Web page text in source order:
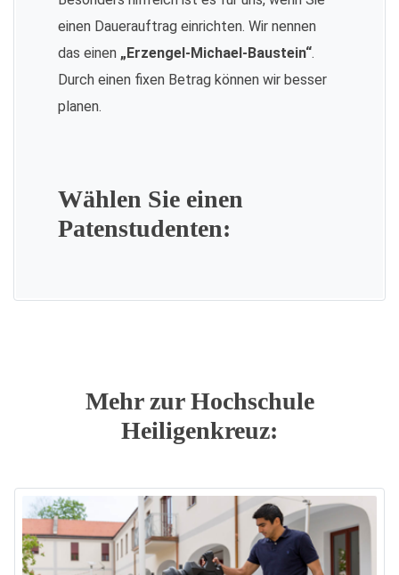
einen Dauerauftrag einrichten. Wir nennen
das einen „Erzengel-Michael-Baustein“.
Durch einen fixen Betrag können wir besser
planen.
Wählen Sie einen
Patenstudenten:
Mehr zur Hochschule
Heiligenkreuz: